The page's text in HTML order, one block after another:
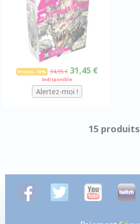
Promo -10% 34,95 € 31,45 €
Indisponible
15 produits